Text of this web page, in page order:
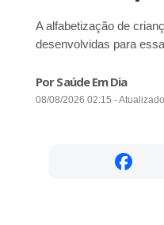
A alfabetização de
desenvolvidas para
Por Saúde Em Dia
08/08/2026 02:15 -